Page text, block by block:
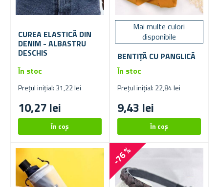
CUREA ELASTICĂ DIN
DENIM - ALBASTRU
DESCHIS
Prețul inițial: 31,22 lei
10,27 lei
În stoc
Mai multe culori
disponibile
BENTIȚĂ CU PANGLICĂ
Prețul inițial: 22,84 lei
9,43 lei
În stoc
-76 %